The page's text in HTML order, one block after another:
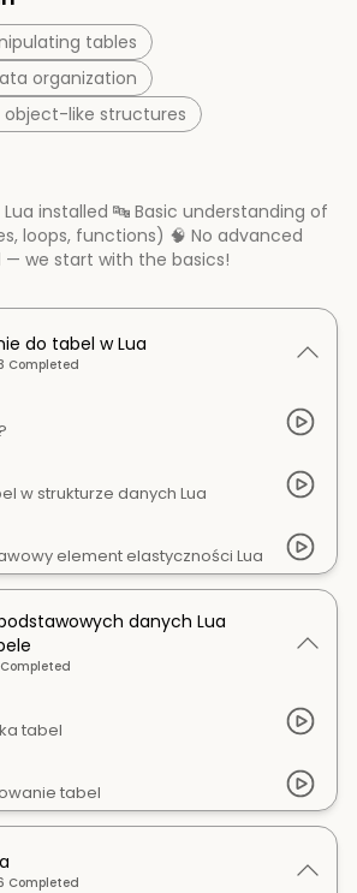
tables
organization
object-like structures
installed 🔤 Basic understanding of
loops, functions) 🧠 No advanced
we start with the basics!
do tabel w Lua
Completed
w strukturze danych Lua
element elastyczności Lua
danych Lua
Completed
tabel
tabel
Completed